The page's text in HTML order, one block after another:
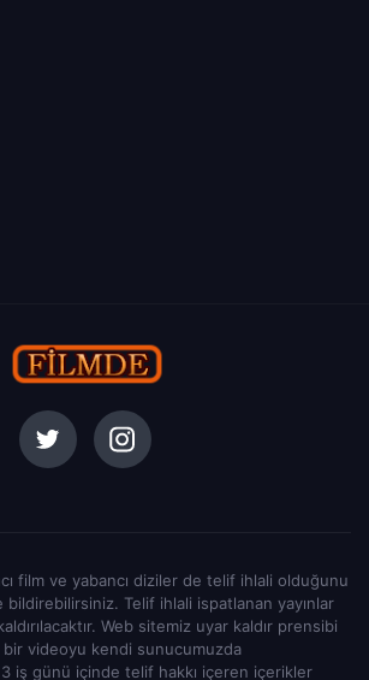
film ve yabancı diziler de telif ihlali olduğunu
bildirebilirsiniz. Telif ihlali ispatlanan yayınlar
Web sitemiz uyar kaldır prensibi
bir videoyu kendi sunucumuzda
3 iş günü içinde telif hakkı içeren içerikler